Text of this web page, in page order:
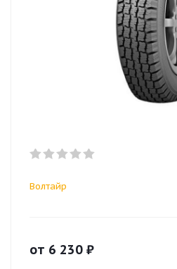
Волтайр
от 6 230 ₽